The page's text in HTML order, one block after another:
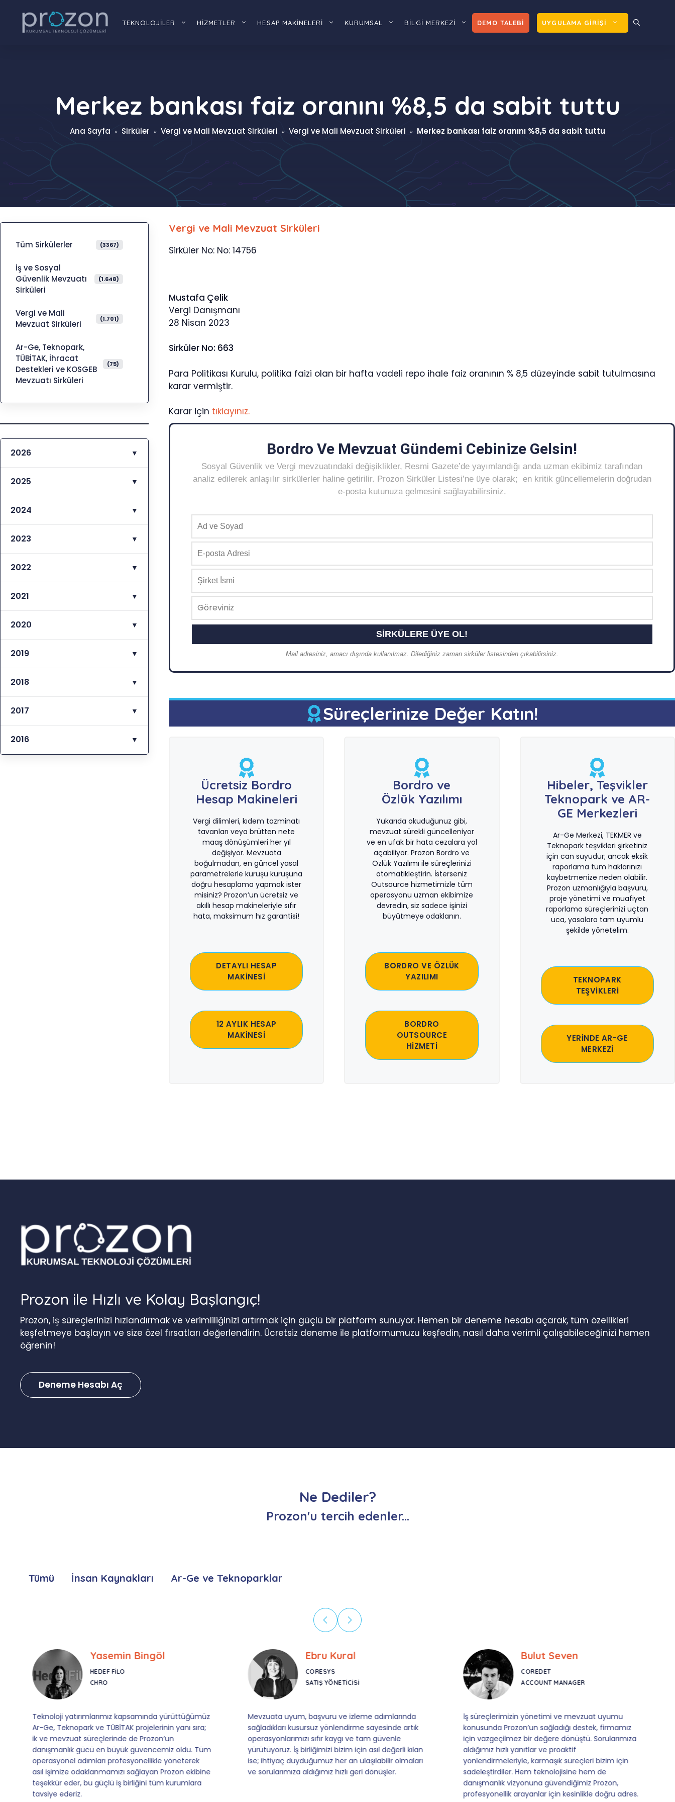
TEKNOLOJİLER HİZMETLER HESAP MAKİNELERİ KURUMSAL BİLGİ MERKEZİ DEMO TALEBİ UYGULAMA GİRİŞİ
Merkez bankası faiz oranını %8,5 da sabit tuttu
Ana Sayfa » Sirküler » Vergi ve Mali Mevzuat Sirküleri » Vergi ve Mali Mevzuat Sirküleri » Merkez bankası faiz oranını %8,5 da sabit tuttu
Vergi ve Mali Mevzuat Sirküleri
Sirküler No: No: 14756
Mustafa Çelik
Vergi Danışmanı
28 Nisan 2023
Sirküler No: 663
Para Politikası Kurulu, politika faizi olan bir hafta vadeli repo ihale faiz oranının % 8,5 düzeyinde sabit tutulmasına
karar vermiştir.
Karar için tıklayınız.
Bordro Ve Mevzuat Gündemi Cebinize Gelsin!
Sosyal Güvenlik ve Vergi mevzuatındaki değişiklikler, Resmi Gazete’de yayımlandığı anda uzman ekibimiz tarafından
analiz edilerek anlaşılır sirkülerler haline getirilir. Prozon Sirküler Listesi’ne üye olarak; en kritik güncellemelerin doğrudan
e-posta kutunuza gelmesini sağlayabilirsiniz.
Mail adresiniz, amacı dışında kullanılmaz. Dilediğiniz zaman sirküler listesinden çıkabilirsiniz.
Süreçlerinize Değer Katın!
Ücretsiz Bordro
Hesap Makineleri
Vergi dilimleri, kıdem tazminatı
tavanları veya brütten nete
maaş dönüşümleri her yıl
değişiyor. Mevzuata
boğulmadan, en güncel yasal
parametrelerle kuruşu kuruşuna
doğru hesaplama yapmak ister
misiniz? Prozon’un ücretsiz ve
akıllı hesap makineleriyle sıfır
hata, maksimum hız garantisi!
DETAYLI HESAP
MAKİNESİ
12 AYLIK HESAP
MAKİNESİ
Bordro ve
Özlük Yazılımı
Yukarıda okuduğunuz gibi,
mevzuat sürekli güncelleniyor
ve en ufak bir hata cezalara yol
açabiliyor. Prozon Bordro ve
Özlük Yazılımı ile süreçlerinizi
otomatikleştirin. İsterseniz
Outsource hizmetimizle tüm
operasyonu uzman ekibimize
devredin, siz sadece işinizi
büyütmeye odaklanın.
BORDRO VE ÖZLÜK
YAZILIMI
BORDRO
OUTSOURCE
HİZMETİ
Hibeler, Teşvikler
Teknopark ve AR-
GE Merkezleri
Ar-Ge Merkezi, TEKMER ve
Teknopark teşvikleri şirketiniz
için can suyudur; ancak eksik
raporlama tüm haklarınızı
kaybetmenize neden olabilir.
Prozon uzmanlığıyla başvuru,
proje yönetimi ve muafiyet
raporlama süreçlerinizi uçtan
uca, yasalara tam uyumlu
şekilde yönetelim.
TEKNOPARK
TEŞVİKLERİ
YERİNDE AR-GE
MERKEZİ
Tüm Sirkülerler (3367)
İş ve Sosyal
Güvenlik Mevzuatı
Sirküleri
(1.648)
Vergi ve Mali
Mevzuat Sirküleri
(1.701)
Ar-Ge, Teknopark,
TÜBİTAK, İhracat
Destekleri ve KOSGEB
Mevzuatı Sirküleri
(75)
2026 ▼
2025 ▼
2024 ▼
2023 ▼
2022 ▼
2021 ▼
2020 ▼
2019 ▼
2018 ▼
2017 ▼
2016 ▼
Prozon ile Hızlı ve Kolay Başlangıç!
Prozon, iş süreçlerinizi hızlandırmak ve verimliliğinizi artırmak için güçlü bir platform sunuyor. Hemen bir deneme hesabı açarak, tüm özellikleri
keşfetmeye başlayın ve size özel fırsatları değerlendirin. Ücretsiz deneme ile platformumuzu keşfedin, nasıl daha verimli çalışabileceğinizi hemen
öğrenin!
Deneme Hesabı Aç
Ne Dediler?
Prozon'u tercih edenler...
Tümü İnsan Kaynakları Ar-Ge ve Teknoparklar
Yasemin Bingöl
HEDEF FILO
CHRO
Teknoloji yatırımlarımız kapsamında yürüttüğümüz
Ar-Ge, Teknopark ve TÜBİTAK projelerinin yanı sıra;
ik ve mevzuat süreçlerinde de Prozon’un
danışmanlık gücü en büyük güvencemiz oldu. Tüm
operasyonel adımları profesyonellikle yöneterek
asıl işimize odaklanmamızı sağlayan Prozon ekibine
teşekkür eder, bu güçlü iş birliğini tüm kurumlara
tavsiye ederiz.
Ebru Kural
CORESYS
SATIŞ YÖNETICISI
Mevzuata uyum, başvuru ve izleme adımlarında
sağladıkları kusursuz yönlendirme sayesinde artık
operasyonlarımızı sıfır kaygı ve tam güvenle
yürütüyoruz. İş birliğimizi bizim için asıl değerli kılan
ise; ihtiyaç duyduğumuz her an ulaşılabilir olmaları
ve sorularımıza aldığımız hızlı geri dönüşler.
Bulut Seven
COREDET
ACCOUNT MANAGER
İş süreçlerimizin yönetimi ve mevzuat uyumu
konusunda Prozon’un sağladığı destek, firmamız
için vazgeçilmez bir değere dönüştü. Sorularımıza
aldığımız hızlı yanıtlar ve proaktif
yönlendirmeleriyle, karmaşık süreçleri bizim için
sadeleştirdiler. Hem teknolojisine hem de
danışmanlık vizyonuna güvendiğimiz Prozon,
profesyonellik arayanlar için kesinlikle doğru adres.